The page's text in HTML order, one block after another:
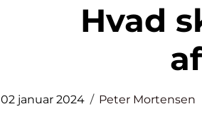
Hvad skal jeg have til
02 januar 2024 Peter Mortensen